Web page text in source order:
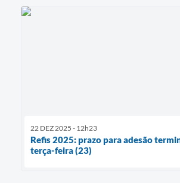
22 DEZ 2025 - 12h23
Refis 2025: prazo para adesão
terça-feira (23)